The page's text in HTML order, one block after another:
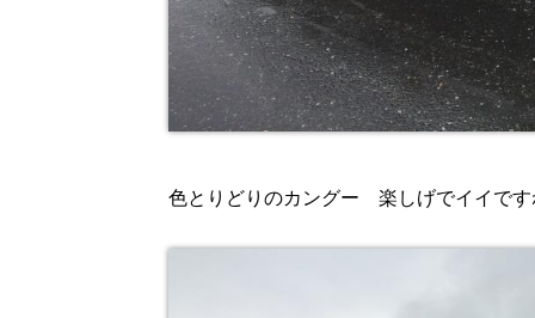
色とりどりのカングー 楽しげでイイです